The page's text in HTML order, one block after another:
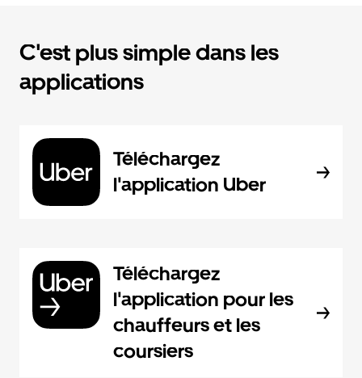
C'est plus simple dans les
applications
Téléchargez
l'application Uber
Téléchargez
l'application pour les
chauffeurs et les
coursiers